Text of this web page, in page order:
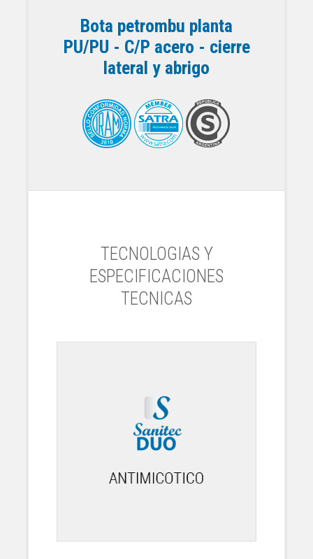
Bota petrombu planta
PU/PU - C/P acero - cierre
lateral y abrigo
TECNOLOGIAS Y
ESPECIFICACIONES
TECNICAS